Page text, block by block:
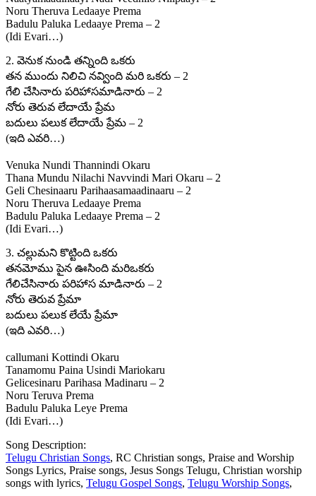
Noru Theruva Ledaaye Prema
Badulu Paluka Ledaaye Prema – 2
(Idi Evari…)
2. వెనుక నుండి తన్నింది ఒకరు
తన ముందు నిలిచి నవ్వింది మరి ఒకరు – 2
గేలి చేసినారు పరిహాసమాడినారు – 2
నోరు తెరువ లేదాయే ప్రేమ
బదులు పలుక లేదాయే ప్రేమ – 2
(ఇది ఎవరి…)
Venuka Nundi Thannindi Okaru
Thana Mundu Nilachi Navvindi Mari Okaru – 2
Geli Chesinaaru Parihaasamaadinaaru – 2
Noru Theruva Ledaaye Prema
Badulu Paluka Ledaaye Prema – 2
(Idi Evari…)
3. చల్లుమని కొట్టింది ఒకరు
తనమోము పైన ఊసింది మరిఒకరు
గేలిచేసినారు పరిహాస మాడినారు – 2
నోరు తెరువ ప్రేమా
బదులు పలుక లేయే ప్రేమా
(ఇది ఎవరి…)
callumani Kottindi Okaru
Tanamomu Paina Usindi Mariokaru
Gelicesinaru Parihasa Madinaru – 2
Noru Teruva Prema
Badulu Paluka Leye Prema
(Idi Evari…)
Song Description:
Telugu Christian Songs, RC Christian songs, Praise and Worship
Songs Lyrics, Praise songs, Jesus Songs Telugu, Christian worship
songs with lyrics, Telugu Gospel Songs, Telugu Worship Songs,